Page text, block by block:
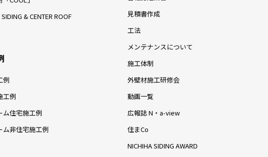
SIDING & CENTER ROOF
例
工例
ム住宅施工例
ム非住宅施工例
見積書作成
工法
メンテナンスについて
施工体制
外壁材施工研修会
動画一覧
広報誌 N・a-view
住まCo
NICHIHA SIDING AWARD